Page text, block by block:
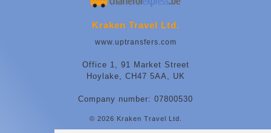
Kraken Travel Ltd.
www.uptransfers.com
Office 1, 91 Market Street
Hoylake, CH47 5AA, UK
Company number: 07800530
© 2026 Kraken Travel Ltd.